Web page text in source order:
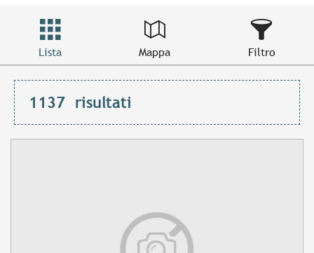
Lista Mappa Filtro
1137 risultati